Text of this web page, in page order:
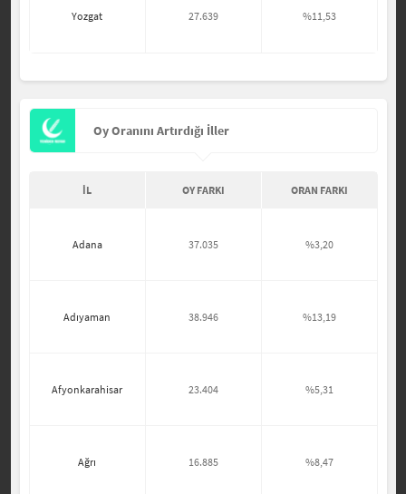
Yozgat 27.639 %11,53
Oy Oranını Artırdığı İller
İL OY FARKI ORAN FARKI
Adana 37.035 %3,20
Adıyaman 38.946 %13,19
Afyonkarahisar 23.404 %5,31
Ağrı 16.885 %8,47